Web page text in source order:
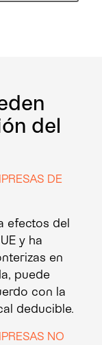
del
DE
efectos del
y ha
en
puede
con la
deducible.
NO